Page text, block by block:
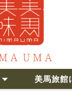
美馬旅館